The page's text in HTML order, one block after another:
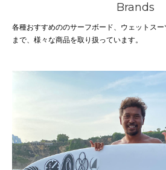
Brands
各種おすすめののサーフボード、ウェットス
まで、様々な商品を取り扱っています。